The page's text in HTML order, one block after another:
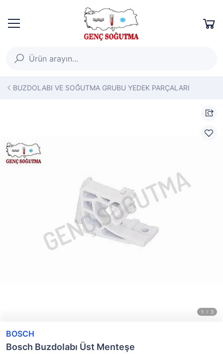
BUZDOLABI VE SOĞUTMA GRUBU YEDEK PARÇALARI
BOSCH
Bosch Buzdolabı Üst Menteşe